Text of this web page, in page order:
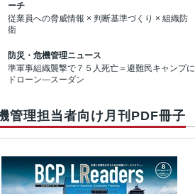
ーチ
従業員への脅威情報 × 判断基準づくり × 組織防
衛
防災・危機管理ニュース
準軍事組織襲撃で７５人死亡＝避難民キャンプに
ドローン―スーダン
管理担当者向け月刊PDF冊子